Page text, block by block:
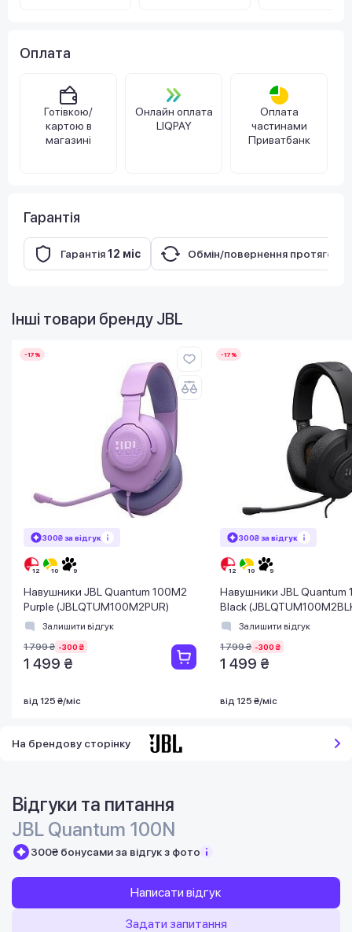
Оплата
Готівкою/
картою в
магазині
Онлайн оплата
LIQPAY
Оплата
частинами
Приватбанк
Гарантія
Гарантія12 міс Обмін/повернення протягом
Інші товари бренду JBL
-17%
300₴ за відгук
Навушники JBL Quantum 100M2
Purple (JBLQTUM100M2PUR)
Залишити відгук
1 799 ₴ -300 ₴
1 499 ₴
від 125 ₴/міс
-17%
300₴ за відгук
Навушники JBL Quantum
Black
Залишити відгук
1 799 ₴ -300 ₴
1 499 ₴
від 125 ₴/міс
На брендову сторінку
Відгуки та питання
JBL Quantum 100N
300₴ бонусами за відгук з фото
Написати відгук
Задати запитання